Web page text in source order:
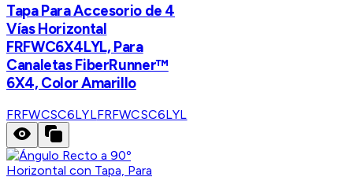
Tapa Para Accesorio de 4
Vías Horizontal
FRFWC6X4LYL, Para
Canaletas FiberRunner™
6X4, Color Amarillo
FRFWCSC6LYLFRFWCSC6LYL